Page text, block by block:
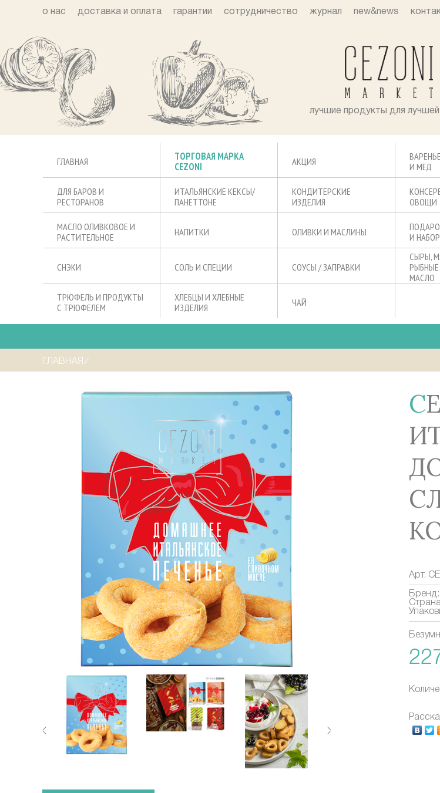
о нас доставка и оплата гарантии сотрудничество журнал new&news
лучшие продукты для
ГЛАВНАЯ
ТОРГОВАЯ МАРКА
CEZONI
АКЦИЯ
И МЁД
ДЛЯ БАРОВ И
РЕСТОРАНОВ
ИТАЛЬЯНСКИЕ КЕКСЫ/
ПАНЕТТОНЕ
КОНДИТЕРСКИЕ
ИЗДЕЛИЯ
ОВОЩИ
МАСЛО ОЛИВКОВОЕ И
РАСТИТЕЛЬНОЕ
НАПИТКИ ОЛИВКИ И МАСЛИНЫ
И
СНЭКИ СОЛЬ И СПЕЦИИ СОУСЫ / ЗАПРАВКИ
СЫРЫ,
МАСЛО
ТРЮФЕЛЬ И ПРОДУКТЫ
С ТРЮФЕЛЕМ
ХЛЕБЦЫ И ХЛЕБНЫЕ
ИЗДЕЛИЯ
ЧАЙ
ГЛАВНАЯ ⁄
CEZONI ПЕЧЕНЬЕ
Арт.
Бренд: